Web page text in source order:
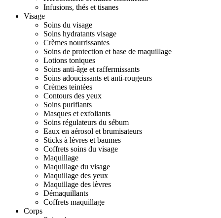
Infusions, thés et tisanes
Visage
Soins du visage
Soins hydratants visage
Crèmes nourrissantes
Soins de protection et base de maquillage
Lotions toniques
Soins anti-âge et raffermissants
Soins adoucissants et anti-rougeurs
Crèmes teintées
Contours des yeux
Soins purifiants
Masques et exfoliants
Soins régulateurs du sébum
Eaux en aérosol et brumisateurs
Sticks à lèvres et baumes
Coffrets soins du visage
Maquillage
Maquillage du visage
Maquillage des yeux
Maquillage des lèvres
Démaquillants
Coffrets maquillage
Corps